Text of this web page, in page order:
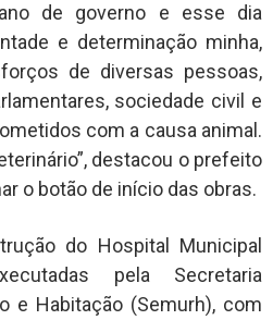
de governo e esse dia
e determinação minha,
de diversas pessoas,
sociedade civil e
com a causa animal.
destacou o prefeito
o botão de início das obras.
do Hospital Municipal
pela Secretaria
e Habitação (Semurh), com